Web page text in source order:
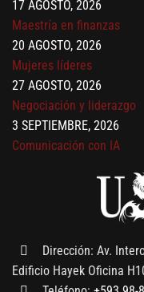
Maestría en finanzas
20 AGOSTO, 2026
Mujeres líderes
27 AGOSTO, 2026
Negociación y liderazgo
3 SEPTIEMBRE, 2026
Comunicación con IA
7 SEPTIEMBRE, 2026
Finanzas para no
Dirección: Av.
Edificio Hayek Oficina